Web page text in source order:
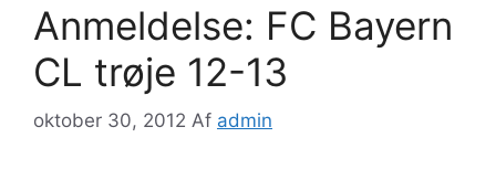
Anmeldelse: FC Bayern
CL trøje 12-13
oktober 30, 2012 Af admin